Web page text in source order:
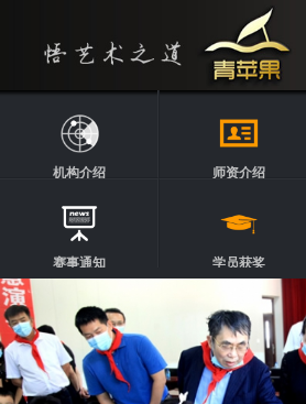
机构介绍 师资介绍
赛事通知 学员获奖